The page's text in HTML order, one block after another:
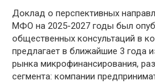
Доклад о перспективных
МФО на 2025-2027 годы был
общественных консультаций в
предлагает в ближайшие 3 года
рынка микрофинансирования,
сегмента: компании